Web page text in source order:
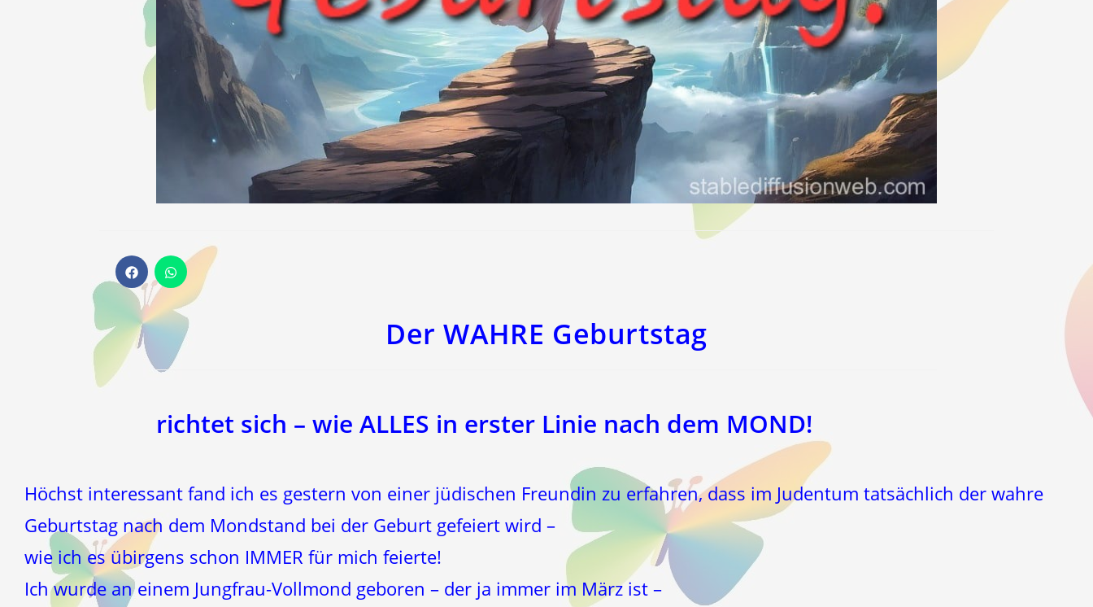
Öffnet
in
einem
neuen
Fenster
Öffnet
in
einem
neuen
Fenster Der WAHRE Geburtstag
richtet sich – wie ALLES in erster Linie nach dem MOND!
Höchst interessant fand ich es gestern von einer jüdischen Freundin zu erfahren, dass im Judentum tatsächlich der wahre
Geburtstag nach dem Mondstand bei der Geburt gefeiert wird –
wie ich es übirgens schon IMMER für mich feierte!
Ich wurde an einem Jungfrau-Vollmond geboren – der ja immer im März ist –